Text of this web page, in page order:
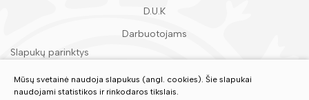
D.U.K
Darbuotojams
Slapukų parinktys
Mūsų svetainė naudoja slapukus (angl. cookies). Šie slapukai
naudojami statistikos ir rinkodaros tikslais.